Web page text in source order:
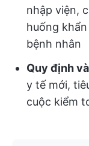
nhập viện,
huống
bệnh nhân
Quy định
y tế mới,
cuộc kiểm